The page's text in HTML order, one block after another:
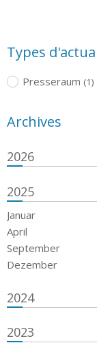
Types
Presseraum (1)
Archives
2026
2025
Januar
April
September
Dezember
2024
2023